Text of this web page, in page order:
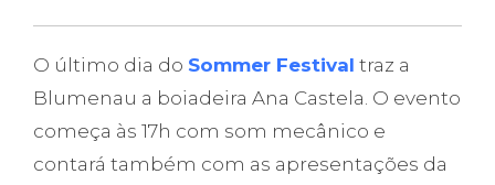
O último dia do Sommer Festival traz a
Blumenau a boiadeira Ana Castela. O evento
começa às 17h com som mecânico e
contará também com as apresentações da